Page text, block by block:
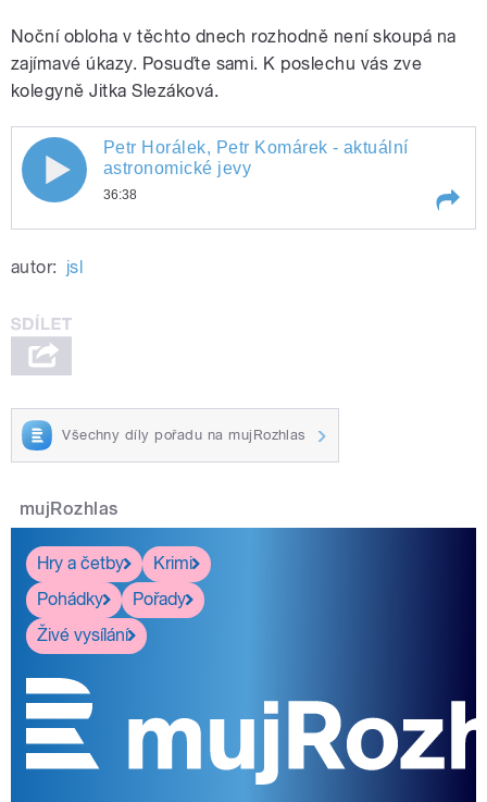
Noční obloha v těchto dnech rozhodně není skoupá na
zajímavé úkazy. Posuďte sami. K poslechu vás zve
kolegyně Jitka Slezáková.
pause
Petr Horálek, Petr Komárek - aktuální
astronomické jevy
36:38
autor: jsl
Všechny díly pořadu na mujRozhlas
mujRozhlas
Hry a četby
Krimi
Pohádky
Pořady
Živé vysílání